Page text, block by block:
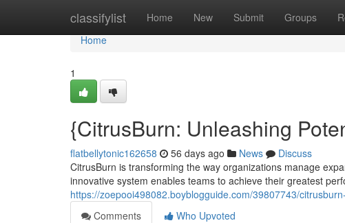
classifylist Home New Submit Groups
Home
Home
1
{CitrusBurn: Unleashing
flatbellytonic162658 56 days ago News
Discuss
CitrusBurn is transforming the way organizations manage
innovative system enables teams to achieve their greatest
https://zoepooi498082.boyblogguide.com/39807743/
Comments
Who Upvoted